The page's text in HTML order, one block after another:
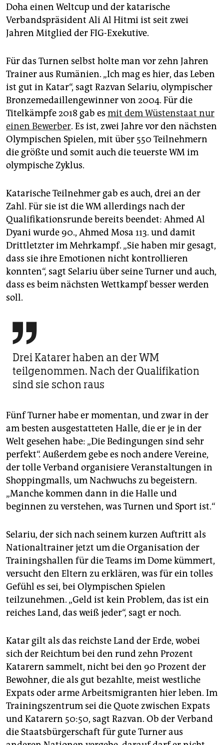
Doha einen Weltcup und der katarische
Verbandspräsident Ali Al Hitmi ist seit zwei
Jahren Mitglied der FIG-Exekutive.
Für das Turnen selbst holte man vor zehn Jahren
Trainer aus Rumänien. „Ich mag es hier, das Leben
ist gut in Katar“, sagt Razvan Selariu, olympischer
Bronzemedaillengewinner von 2004. Für die
Titelkämpfe 2018 gab es mit dem Wüstenstaat nur
einen Bewerber. Es ist, zwei Jahre vor den nächsten
Olympischen Spielen, mit über 550 Teilnehmern
die größte und somit auch die teuerste WM im
olympische Zyklus.
Katarische Teilnehmer gab es auch, drei an der
Zahl. Für sie ist die WM allerdings nach der
Qualifikationsrunde bereits beendet: Ahmed Al
Dyani wurde 90., Ahmed Mosa 113. und damit
Drittletzter im Mehrkampf. „Sie haben mir gesagt,
dass sie ihre Emotionen nicht kontrollieren
konnten“, sagt Selariu über seine Turner und auch,
dass es beim nächsten Wettkampf besser werden
soll.

Drei Katarer haben an der WM
teilgenommen. Nach der Qualifikation
sind sie schon raus
Fünf Turner habe er momentan, und zwar in der
am besten ausgestatteten Halle, die er je in der
Welt gesehen habe: „Die Bedingungen sind sehr
perfekt“. Außerdem gebe es noch andere Vereine,
der tolle Verband organisiere Veranstaltungen in
Shoppingmalls, um Nachwuchs zu begeistern.
„Manche kommen dann in die Halle und
beginnen zu verstehen, was Turnen und Sport ist.“
Selariu, der sich nach seinem kurzen Auftritt als
Nationaltrainer jetzt um die Organisation der
Trainingshallen für die Teams im Dome kümmert,
versucht den Eltern zu erklären, was für ein tolles
Gefühl es sei, bei Olympischen Spielen
teilzunehmen. „Geld ist kein Problem, das ist ein
reiches Land, das weiß jeder“, sagt er noch.
Katar gilt als das reichste Land der Erde, wobei
sich der Reichtum bei den rund zehn Prozent
Katarern sammelt, nicht bei den 90 Prozent der
Bewohner, die als gut bezahlte, meist westliche
Expats oder arme Arbeitsmigranten hier leben. Im
Trainingszentrum sei die Quote zwischen Expats
und Katarern 50:50, sagt Razvan. Ob der Verband
die Staatsbürgerschaft für gute Turner aus